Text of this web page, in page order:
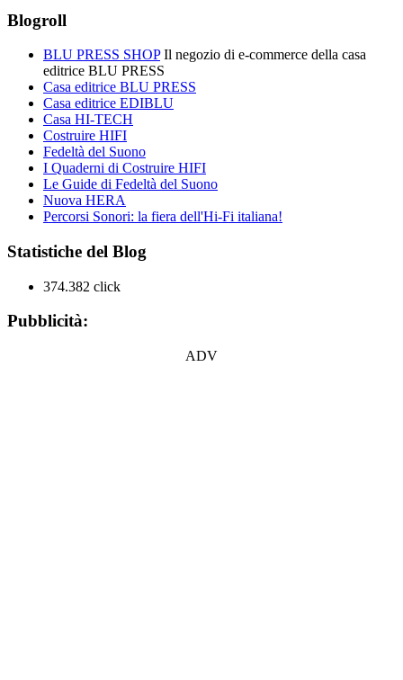
Blogroll
BLU PRESS SHOPIl negozio di e-commerce della casa
editrice BLU PRESS
Casa editrice BLU PRESS
Casa editrice EDIBLU
Casa HI-TECH
Costruire HIFI
Fedeltà del Suono
I Quaderni di Costruire HIFI
Le Guide di Fedeltà del Suono
Nuova HERA
Percorsi Sonori: la fiera dell'Hi-Fi italiana!
Statistiche del Blog
374.382 click
Pubblicità:
ADV